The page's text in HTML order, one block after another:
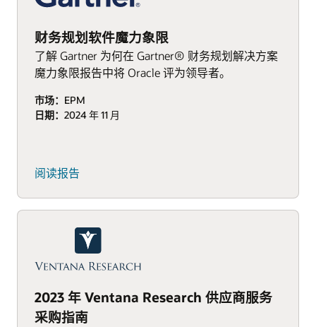
财务规划软件魔力象限
了解 Gartner 为何在 Gartner® 财务规划解决方案
魔力象限报告中将 Oracle 评为领导者。
市场： EPM
日期： 2024 年 11 月
阅读报告
2023 年 Ventana Research 供应商服务
采购指南